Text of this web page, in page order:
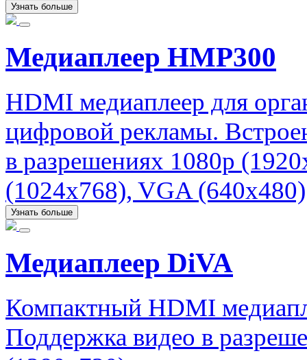
Узнать больше
Медиаплеер HMP300
HDMI медиаплеер для
цифровой рекламы.
в разрешениях 1080p
(1024x768), VGA (640x480)
Узнать больше
Медиаплеер DiVA
Компактный HDMI
Поддержка видео в